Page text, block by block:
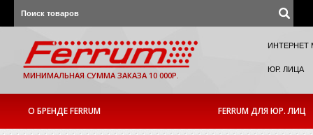
МИНИМАЛЬНАЯ СУММА ЗАКАЗА 10 000Р.
ИНТЕРНЕТ
ЮР. ЛИЦА
О БРЕНДЕ FERRUM FERRUM ДЛЯ ЮР. ЛИЦ